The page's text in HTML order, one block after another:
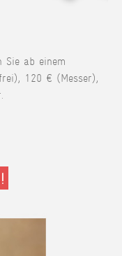
Sie ab einem
120 € (Messer),